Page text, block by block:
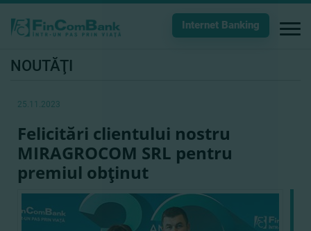
Internet Banking
NOUTĂŢI
25.11.2023
Felicitări clientului nostru
MIRAGROCOM SRL pentru
premiul obţinut